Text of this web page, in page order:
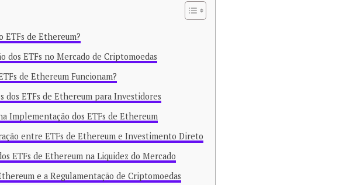
ETFs de Ethereum?
dos ETFs no Mercado de Criptomoedas
de Ethereum Funcionam?
dos ETFs de Ethereum para Investidores
Implementação dos ETFs de Ethereum
entre ETFs de Ethereum e Investimento Direto
ETFs de Ethereum na Liquidez do Mercado
e a Regulamentação de Criptomoedas